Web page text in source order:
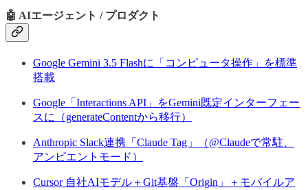
🤖 AIエージェント / プロダクト
Google Gemini 3.5 Flashに「コンピュータ操作」を標準
搭載
Google「Interactions API」をGemini既定インターフェー
スに（generateContentから移行）
Anthropic Slack連携「Claude Tag」（@Claudeで常駐、
アンビエントモード）
Cursor 自社AIモデル＋Git基盤「Origin」＋モバイルア